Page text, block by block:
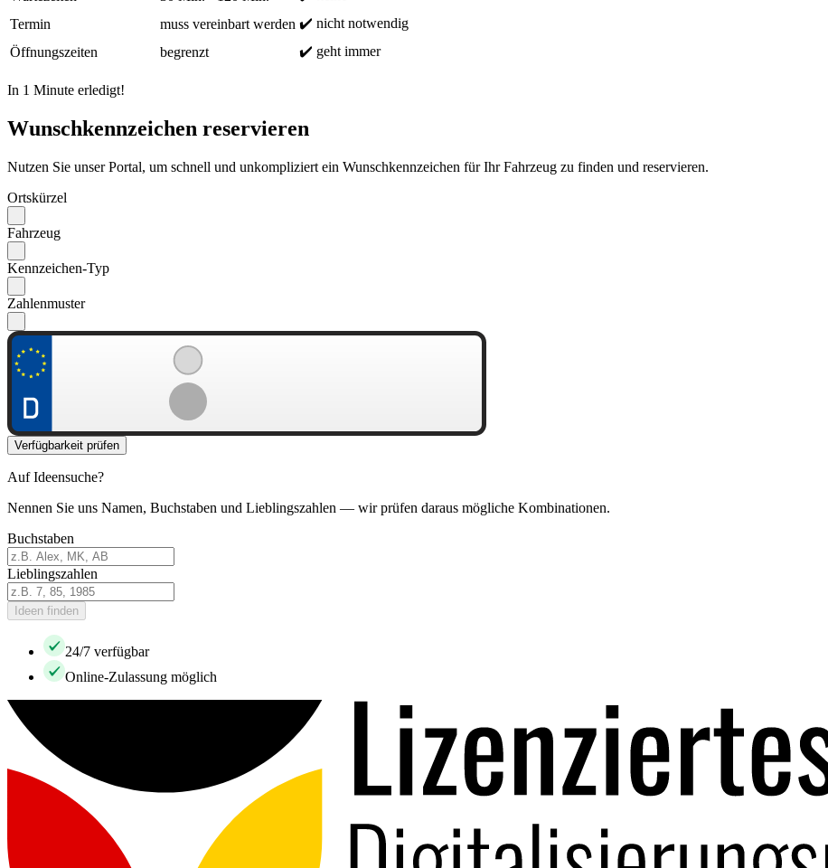
Termin
muss vereinbart werden ✔️ nicht notwendig
Öffnungszeiten
begrenzt ✔️ geht immer
In 1 Minute erledigt!
Wunschkennzeichen reservieren
Nutzen Sie unser Portal, um schnell und unkompliziert ein Wunschkennzeichen für Ihr Fahrzeug zu finden und reservieren.
Ortskürzel
Fahrzeug
Kennzeichen-Typ
Zahlenmuster
Verfügbarkeit prüfen
Auf Ideensuche?
Nennen Sie uns Namen, Buchstaben und Lieblingszahlen — wir prüfen daraus mögliche Kombinationen.
Buchstaben
Lieblingszahlen
Ideen finden
24/7 verfügbar
Online-Zulassung möglich